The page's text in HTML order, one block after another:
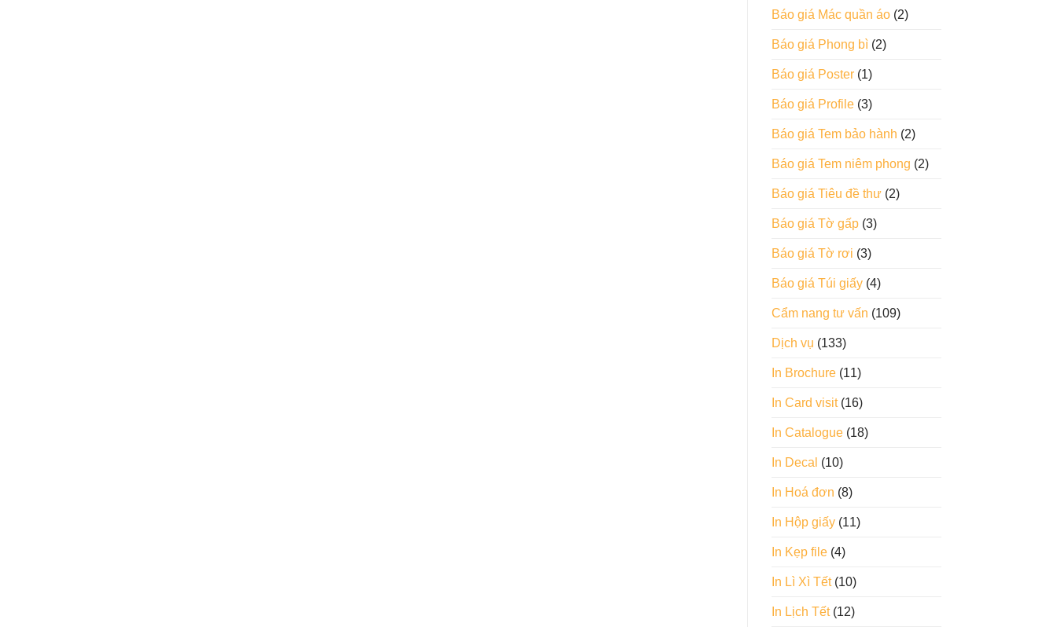
Báo giá Mác quần áo(2)
Báo giá Phong bì(2)
Báo giá Poster(1)
Báo giá Profile(3)
Báo giá Tem bảo hành (2)
Báo giá Tem niêm phong (2)
Báo giá Tiêu đề thư(2)
Báo giá Tờ gấp(3)
Báo giá Tờ rơi (3)
Báo giá Túi giấy(4)
Cẩm nang tư vấn (109)
Dịch vụ (133)
In Brochure(11)
In Card visit(16)
In Catalogue(18)
In Decal (10)
In Hoá đơn (8)
In Hộp giấy(11)
In Kẹp file(4)
In Lì Xì Tết(10)
In Lịch Tết(12)